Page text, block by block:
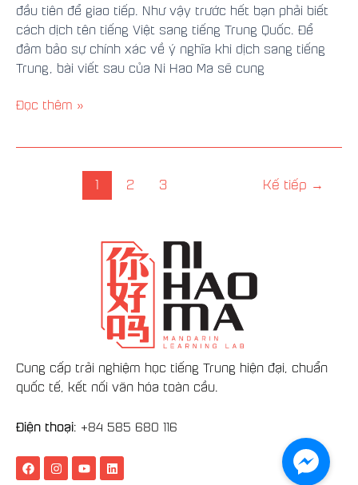
đầu tiên để giao tiếp. Như vậy trước hết bạn phải biết
cách dịch tên tiếng Việt sang tiếng Trung Quốc. Để
đảm bảo sự chính xác về ý nghĩa khi dịch sang tiếng
Trung, bài viết sau của Ni Hao Ma sẽ cung
Đọc thêm »
1 2 3 Kế tiếp →
Cung cấp trải nghiệm học tiếng Trung hiện đại, chuẩn
quốc tế, kết nối văn hóa toàn cầu.
Điện thoại: +84 585 680 116
F
a
I
n
Y
o
L
i